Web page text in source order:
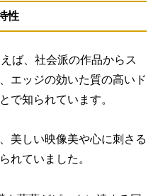
性
ば、社会派の作品からス
エッジの効いた質の高いド
で知られています。
美しい映像美や心に刺さる
れていました。